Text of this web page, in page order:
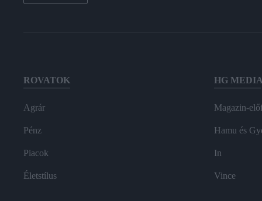
ROVATOK
Agrár
Pénz
Piacok
Életstílus
HG MEDIA
Magazin-
Hamu és
In
Vince